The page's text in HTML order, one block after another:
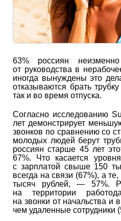
63% россиян
от руководства в
иногда вынуждены это
отказываются брать
так и во время отпуска.
Согласно исследованию
лет демонстрирует
звонков по сравнению со
молодых людей берут
россиян старше 45 лет
67%. Что касается
с зарплатой свыше 150
всегда на связи (67%), а
тысяч рублей, — 57%.
на территории
на звонки от начальства и
чем удаленные сотрудники